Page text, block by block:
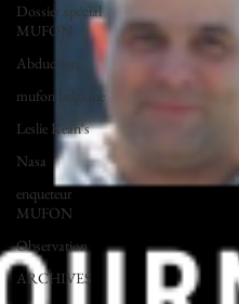
Dossier spécial
MUFON
Abduction
mufon belgique
Leslie Kean's
Nasa
enqueteur
MUFON
Observation
ARCHIVES